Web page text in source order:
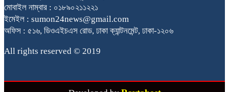
মোবাইল নাম্বার : ০১৮৯০২১১২২১
ইমেইল : sumon24news@gmail.com
অফিস : ৫১৬, ডিওএইচএস রোড, ঢাকা ক্যান্টনমেন্ট, ঢাকা-১২০৬
All rights reserved © 2019